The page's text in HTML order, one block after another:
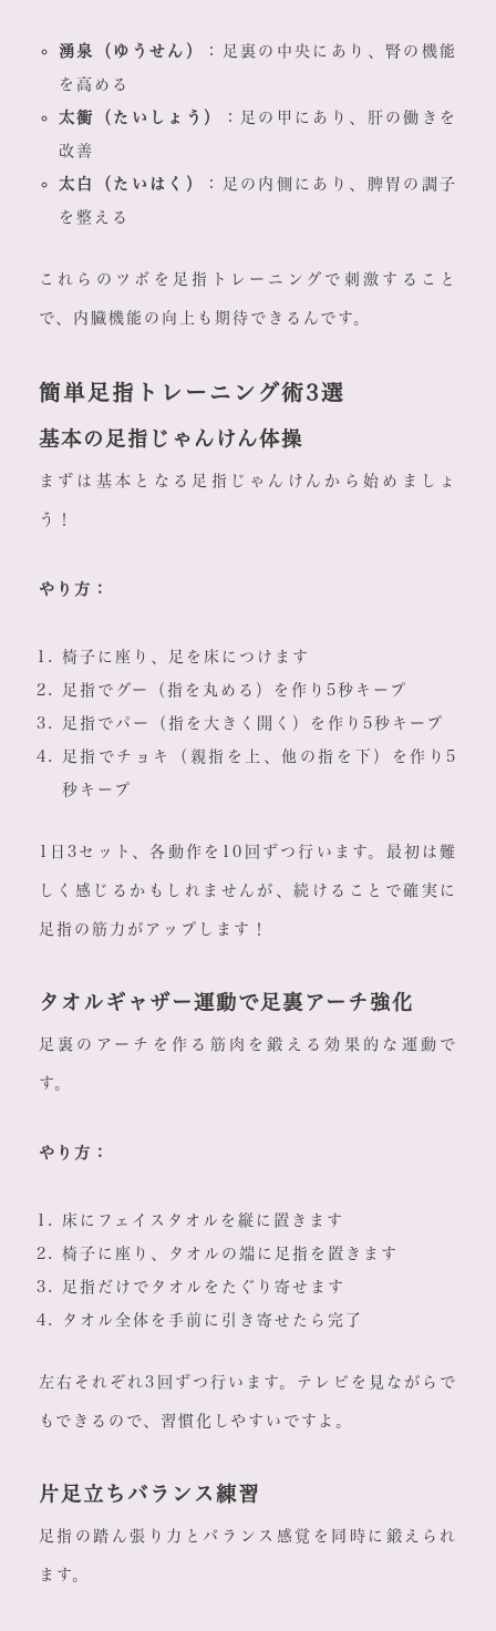
湧泉（ゆうせん） ：足裏の中央にあり、腎の機能
を高める
太衝（たいしょう） ：足の甲にあり、肝の働きを
改善
太白（たいはく） ：足の内側にあり、脾胃の調子
を整える
これらのツボを足指トレーニングで刺激すること
で、内臓機能の向上も期待できるんです。
簡単足指トレーニング術3選
基本の足指じゃんけん体操
まずは基本となる足指じゃんけんから始めましょ
う！
やり方：
椅子に座り、足を床につけます
足指でグー（指を丸める）を作り5秒キープ
足指でパー（指を大きく開く）を作り5秒キープ
足指でチョキ（親指を上、他の指を下）を作り5
秒キープ
1日3セット、各動作を10回ずつ行います。最初は難
しく感じるかもしれませんが、続けることで確実に
足指の筋力がアップします！
タオルギャザー運動で足裏アーチ強化
足裏のアーチを作る筋肉を鍛える効果的な運動で
す。
やり方：
床にフェイスタオルを縦に置きます
椅子に座り、タオルの端に足指を置きます
足指だけでタオルをたぐり寄せます
タオル全体を手前に引き寄せたら完了
左右それぞれ3回ずつ行います。テレビを見ながらで
もできるので、習慣化しやすいですよ。
片足立ちバランス練習
足指の踏ん張り力とバランス感覚を同時に鍛えられ
ます。